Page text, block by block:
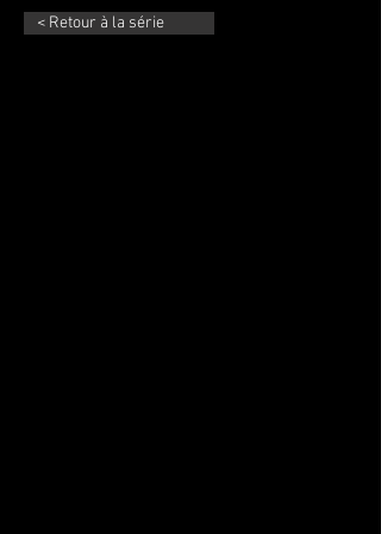
< Retour à la série